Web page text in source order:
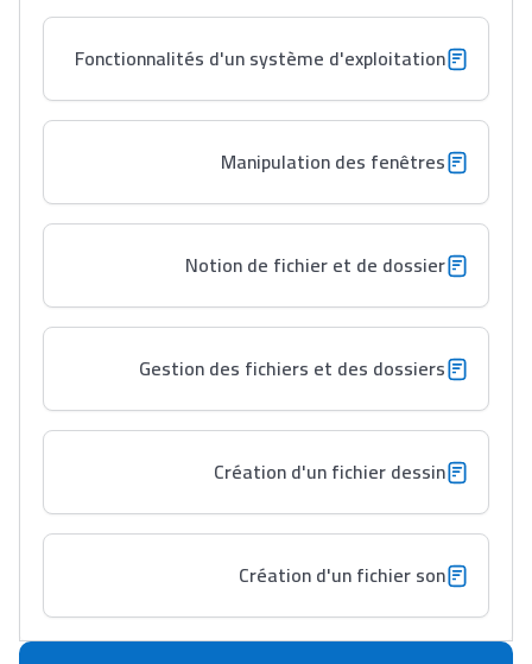
Ki Derti Liha
باش تقدر تساعد الناس
يلقاو التوازن من الدّاخل
ومن الخارج، بشرى
أمسكين بنات مسارها
خطوة بخطوة - مترجم
القراية و الخدمة فمجال
تقويم البصر مع المختصّة
مريم الزواكي
مسار عبد العزيز فتيشي،
المبدع فمجال الديكور و
النحت اللي كيحلم يحيي
أكادير أوفلا
سقطت فالباك و سنة
2011 بدّلاتني بزّاف، مسار
إلياس أريدال، إطار
فمنظّمة دولية
Fonctionnalités d'un système d'exploitation
Manipulation des fenêtres
Notion de fichier et de dossier
Gestion des fichiers et des dossiers
Création d'un fichier dessin
Création d'un fichier son